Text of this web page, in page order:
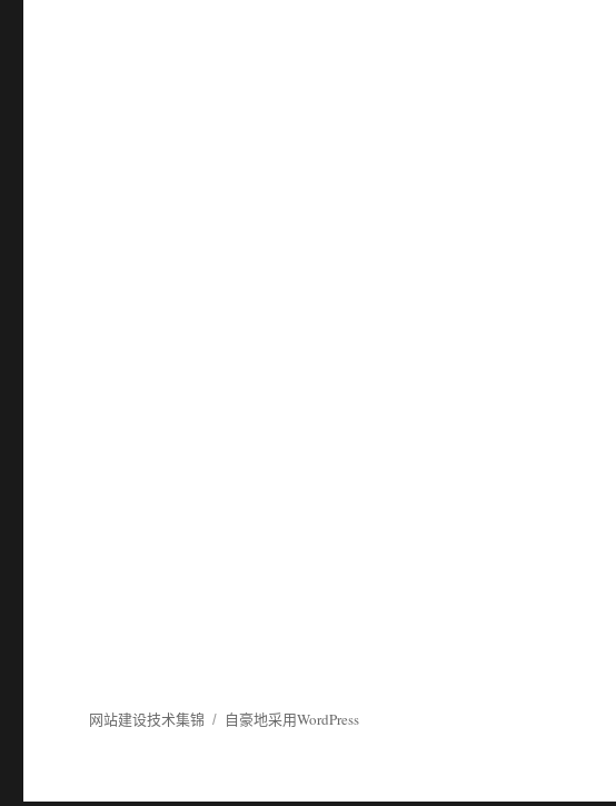
网站建设技术集锦 自豪地采用WordPress